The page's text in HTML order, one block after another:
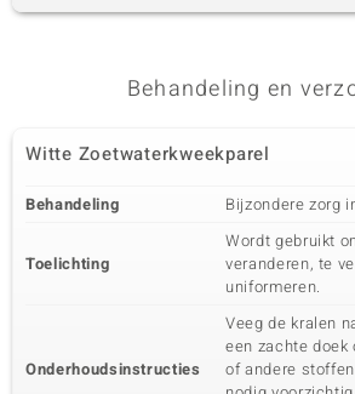
Behandeling en
Witte Zoetwaterkweekparel
Behandeling Bijzondere zorg
Toelichting
Wordt gebruikt
veranderen, te
uniformeren.
Onderhoudsinstructies
Veeg de kralen
een zachte doek
of andere